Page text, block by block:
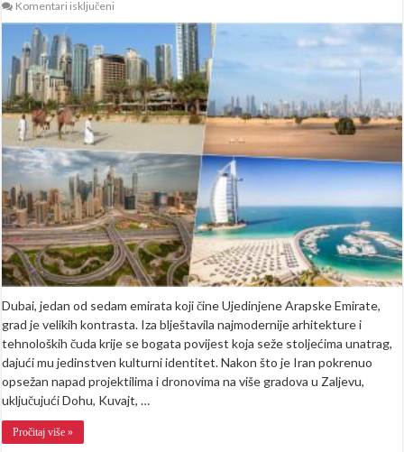
Komentari isključeni
do
svjetske
metropole:
Kako
je
Dubai
postao
luksuza?
(FOTO
|
VIDEO)
Dubai, jedan od sedam emirata koji čine Ujedinjene Arapske Emirate,
grad je velikih kontrasta. Iza blještavila najmodernije arhitekture i
tehnoloških čuda krije se bogata povijest koja seže stoljećima unatrag,
dajući mu jedinstven kulturni identitet. Nakon što je Iran pokrenuo
opsežan napad projektilima i dronovima na više gradova u Zaljevu,
uključujući Dohu, Kuvajt, …
Pročitaj više »